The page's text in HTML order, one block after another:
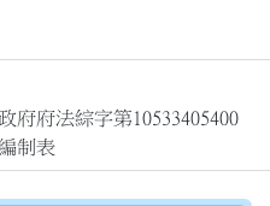
府府法綜字第10533405400
制表